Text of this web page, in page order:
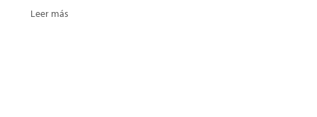
Leer más